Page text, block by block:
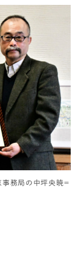
事務局の中坪央暁＝